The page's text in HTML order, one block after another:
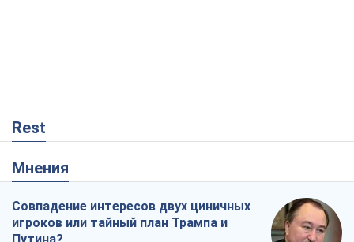
Rest
Мнения
Совпадение интересов двух циничных
игроков или тайный план Трампа и